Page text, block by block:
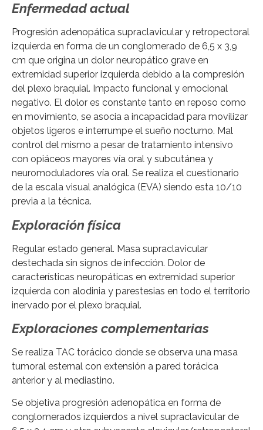
Enfermedad actual
Progresión adenopática supraclavicular y retropectoral
izquierda en forma de un conglomerado de 6,5 x 3,9
cm que origina un dolor neuropático grave en
extremidad superior izquierda debido a la compresión
del plexo braquial. Impacto funcional y emocional
negativo. El dolor es constante tanto en reposo como
en movimiento, se asocia a incapacidad para movilizar
objetos ligeros e interrumpe el sueño nocturno. Mal
control del mismo a pesar de tratamiento intensivo
con opiáceos mayores vía oral y subcutánea y
neuromoduladores vía oral. Se realiza el cuestionario
de la escala visual analógica (EVA) siendo esta 10/10
previa a la técnica.
Exploración física
Regular estado general. Masa supraclavicular
destechada sin signos de infección. Dolor de
características neuropáticas en extremidad superior
izquierda con alodinia y parestesias en todo el territorio
inervado por el plexo braquial.
Exploraciones complementarias
Se realiza TAC torácico donde se observa una masa
tumoral esternal con extensión a pared torácica
anterior y al mediastino.
Se objetiva progresión adenopática en forma de
conglomerados izquierdos a nivel supraclavicular de